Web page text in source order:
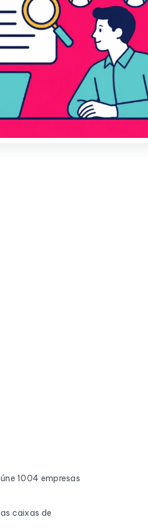
1004 empresas
caixas de